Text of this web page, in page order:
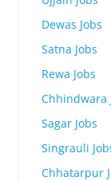
Dewas Jobs
Satna Jobs
Rewa Jobs
Chhindwara
Sagar Jobs
Singrauli
Chhatarpur